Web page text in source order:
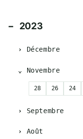
2023
Décembre
Novembre
28 26 24
Septembre
Août